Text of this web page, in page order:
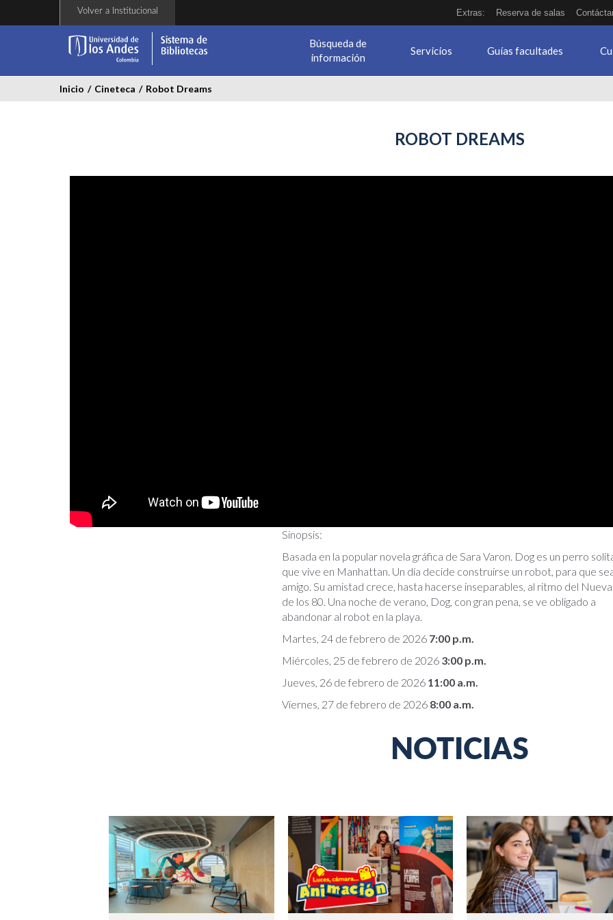
Volver a Institucional Extras: Reserva de salas
Búsqueda de
información
Servicios Guías facultades
Inicio / Cineteca / Robot Dreams
ROBOT DREAMS
Sinopsis:
Basada en la popular novela gráfica de Sara Varon. Dog es un perro
que vive en Manhattan. Un día decide construirse un robot, para que
amigo. Su amistad crece, hasta hacerse inseparables, al ritmo del
de los 80. Una noche de verano, Dog, con gran pena, se ve obligado a
abandonar al robot en la playa.
Martes, 24 de febrero de 2026 7:00 p.m.
Miércoles, 25 de febrero de 2026 3:00 p.m.
Jueves, 26 de febrero de 2026 11:00 a.m.
Viernes, 27 de febrero de 2026 8:00 a.m.
NOTICIAS